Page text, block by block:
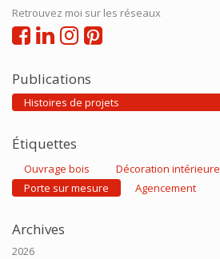
Retrouvez moi sur les réseaux
Publications
Histoires de projets
Étiquettes
Ouvrage bois Décoration intérieure
Porte sur mesure
Agencement
Archives
2026